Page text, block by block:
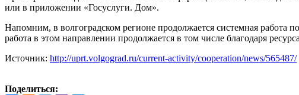
или в приложении «Госуслуги. Дом».
Напомним, в волгоградском регионе продолжается системная
работа в этом направлении продолжается в том числе благодаря
Источник: http://uprt.volgograd.ru/current-activity/cooperation/news/565487/
Поделиться: